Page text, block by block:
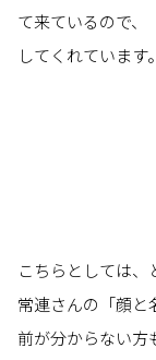
て来ているので、
してくれています。
こちらとしては
常連さんの「顔と
前が分からない方